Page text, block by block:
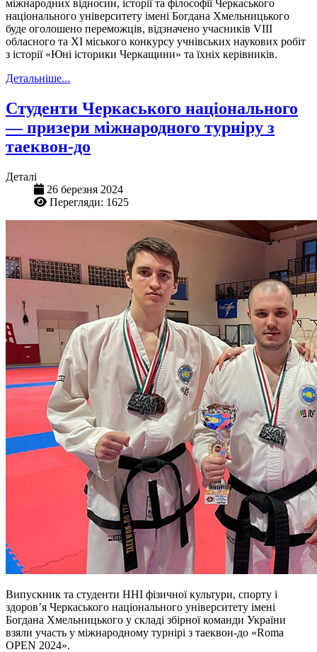
міжнародних відносин, історії та філософії Черкаського
національного університету імені Богдана Хмельницького
буде оголошено переможців, відзначено учасників VIII
обласного та XI міського конкурсу учнівських наукових робіт
з історії «Юні історики Черкащини» та їхніх керівників.
Детальніше...
Студенти Черкаського національного
— призери міжнародного турніру з
таеквон-до
Деталі
26 березня 2024
Перегляди: 1625
Випускник та студенти ННІ фізичної культури, спорту і
здоровʼя Черкаського національного університету імені
Богдана Хмельницького у складі збірної команди України
взяли участь у міжнародному турнірі з таеквон-до «Roma
OPEN 2024».